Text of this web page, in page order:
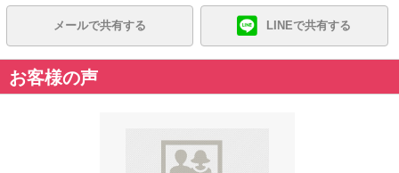
メールで共有する LINEで共有する
お客様の声